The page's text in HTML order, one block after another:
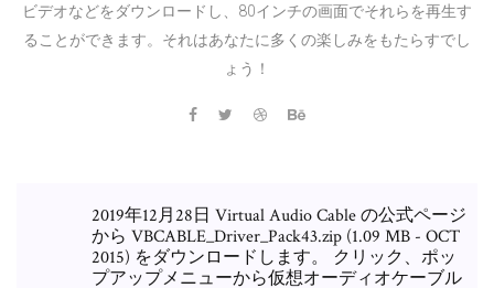
ビデオなどをダウンロードし、80インチの画面でそれらを再生す
ることができます。それはあなたに多くの楽しみをもたらすでし
ょう！
2019年12月28日 Virtual Audio Cable の公式ページ
から VBCABLE_Driver_Pack43.zip (1.09 MB - OCT
2015) をダウンロードします。 クリック、ポッ
プアップメニューから仮想オーディオケーブル